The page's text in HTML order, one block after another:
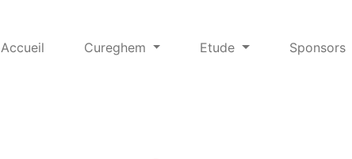
Accueil Cureghem Etude Sponsors